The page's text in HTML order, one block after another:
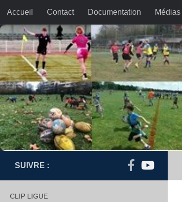
Skip to content
Accueil Contact Documentation Médias
SUIVRE :
CLIP LIGUE